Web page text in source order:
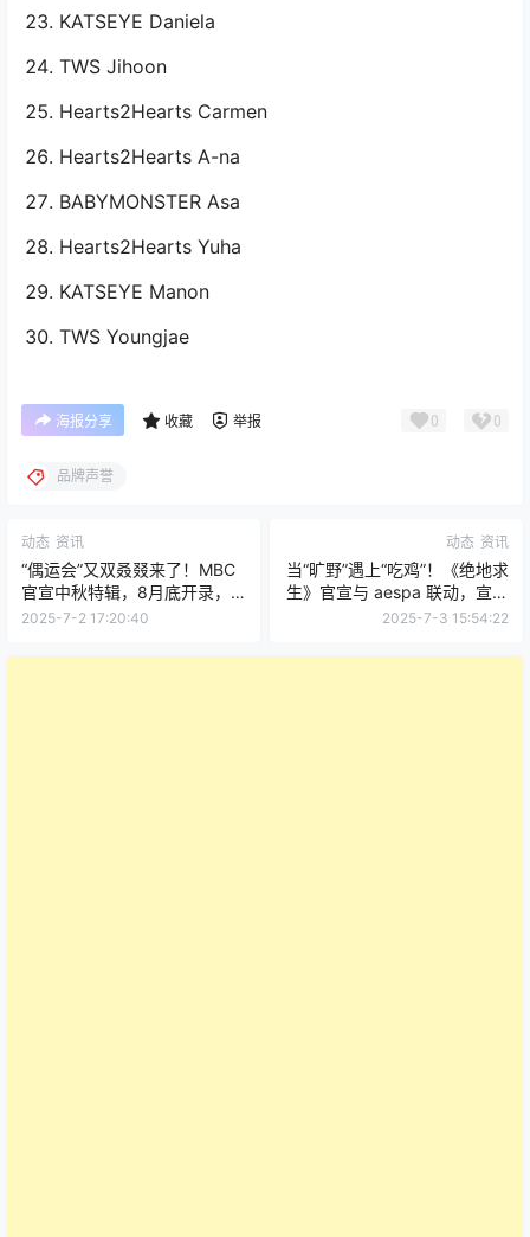
KATSEYE Daniela
TWS Jihoon
Hearts2Hearts Carmen
Hearts2Hearts A-na
BABYMONSTER Asa
Hearts2Hearts Yuha
KATSEYE Manon
TWS Youngjae
海报分享 收藏 举报 0 0
品牌声誉
动态 资讯
“偶运会”又双叒叕来了！MBC
官宣中秋特辑，8月底开录，
你希望你家爱豆参加吗？
2025-7-2 17:20:40
动态 资讯
当“旷野”遇上“吃鸡”！《绝地求
生》官宣与 aespa 联动，宣传
片、音源发布日程全览！
2025-7-3 15:54:22